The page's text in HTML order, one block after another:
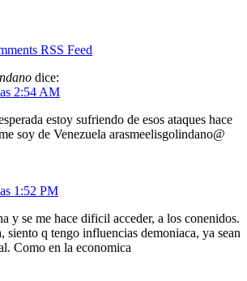
RSS Feed
dice:
2:54 AM
estoy sufriendo de esos ataques hace
soy de Venezuela arasmeelisgolindano@
1:52 PM
y se me hace dificil acceder, a los conenidos.
siento q tengo influencias demoniaca, ya sean
Como en la economica